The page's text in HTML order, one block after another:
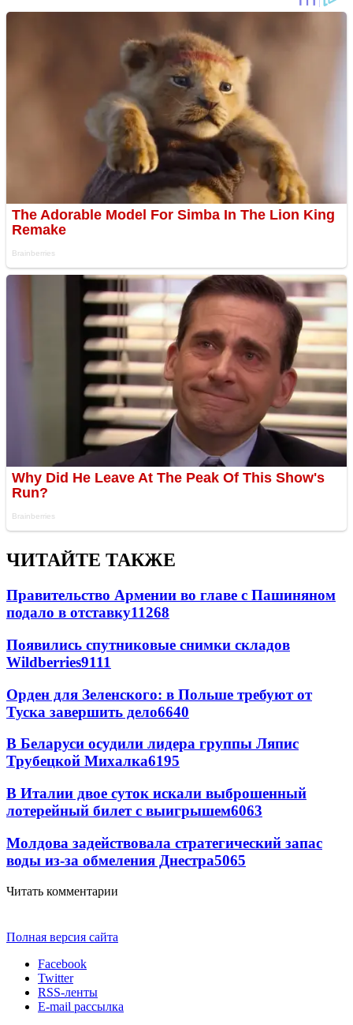
ЧИТАЙТЕ ТАКЖЕ
Правительство Армении во главе с Пашиняном
подало в отставку11268
Появились спутниковые снимки складов
Wildberries9111
Орден для Зеленского: в Польше требуют от
Туска завершить дело6640
В Беларуси осудили лидера группы Ляпис
Трубецкой Михалка6195
В Италии двое суток искали выброшенный
лотерейный билет с выигрышем6063
Молдова задействовала стратегический запас
воды из-за обмеления Днестра5065
Читать комментарии
Полная версия сайта
Facebook
Twitter
RSS-ленты
E-mail рассылка